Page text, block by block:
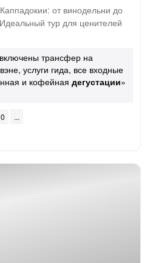
от винодельни до
тур для ценителей
трансфер на
услуги гида, все входные
и кофейная дегустации»